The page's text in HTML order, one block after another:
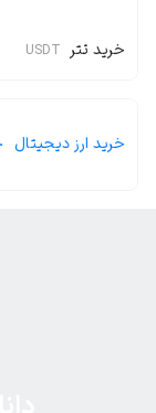
خرید تتر USDT
خرید ارز دیجیتال